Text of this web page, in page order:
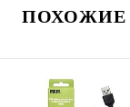
ПОХОЖИЕ